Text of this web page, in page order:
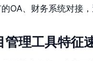
OA、财务系统对接，
理工具特征